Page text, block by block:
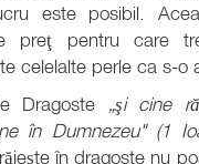
este posibil.
preţ pentru care
celelalte perle ca s-o
Dragoste „şi cine
în Dumnezeu" (1
în dragoste nu